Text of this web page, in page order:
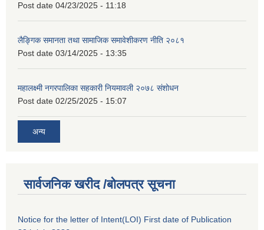
Post date 04/23/2025 - 11:18
लैङ्गिक समानता तथा सामाजिक समावेशीकरण नीति २०८१
Post date 03/14/2025 - 13:35
महालक्ष्मी नगरपालिका सहकारी नियमावली २०७८ संशोधन
Post date 02/25/2025 - 15:07
अन्य
सार्वजनिक खरीद /बोलपत्र सूचना
Notice for the letter of Intent(LOI) First date of Publication